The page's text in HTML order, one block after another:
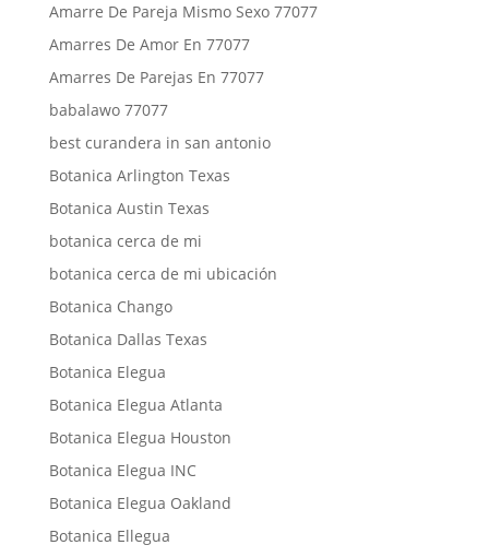
Amarre De Pareja Mismo Sexo 77077
Amarres De Amor En 77077
Amarres De Parejas En 77077
babalawo 77077
best curandera in san antonio
Botanica Arlington Texas
Botanica Austin Texas
botanica cerca de mi
botanica cerca de mi ubicación
Botanica Chango
Botanica Dallas Texas
Botanica Elegua
Botanica Elegua Atlanta
Botanica Elegua Houston
Botanica Elegua INC
Botanica Elegua Oakland
Botanica Ellegua